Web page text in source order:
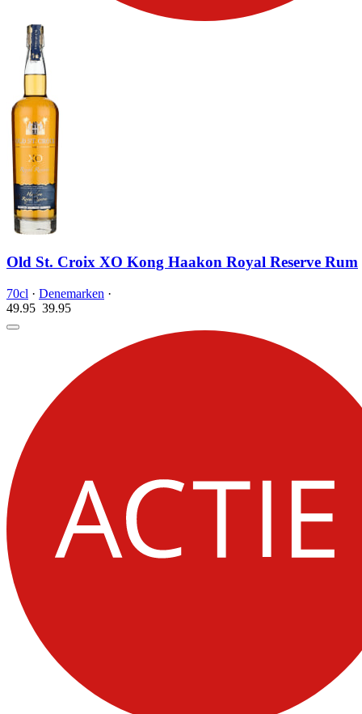
Old St. Croix XO Kong Haakon Royal Reserve Rum
70cl · Denemarken ·
49.95 39.95